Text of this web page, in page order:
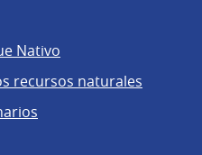
Nativo
recursos naturales